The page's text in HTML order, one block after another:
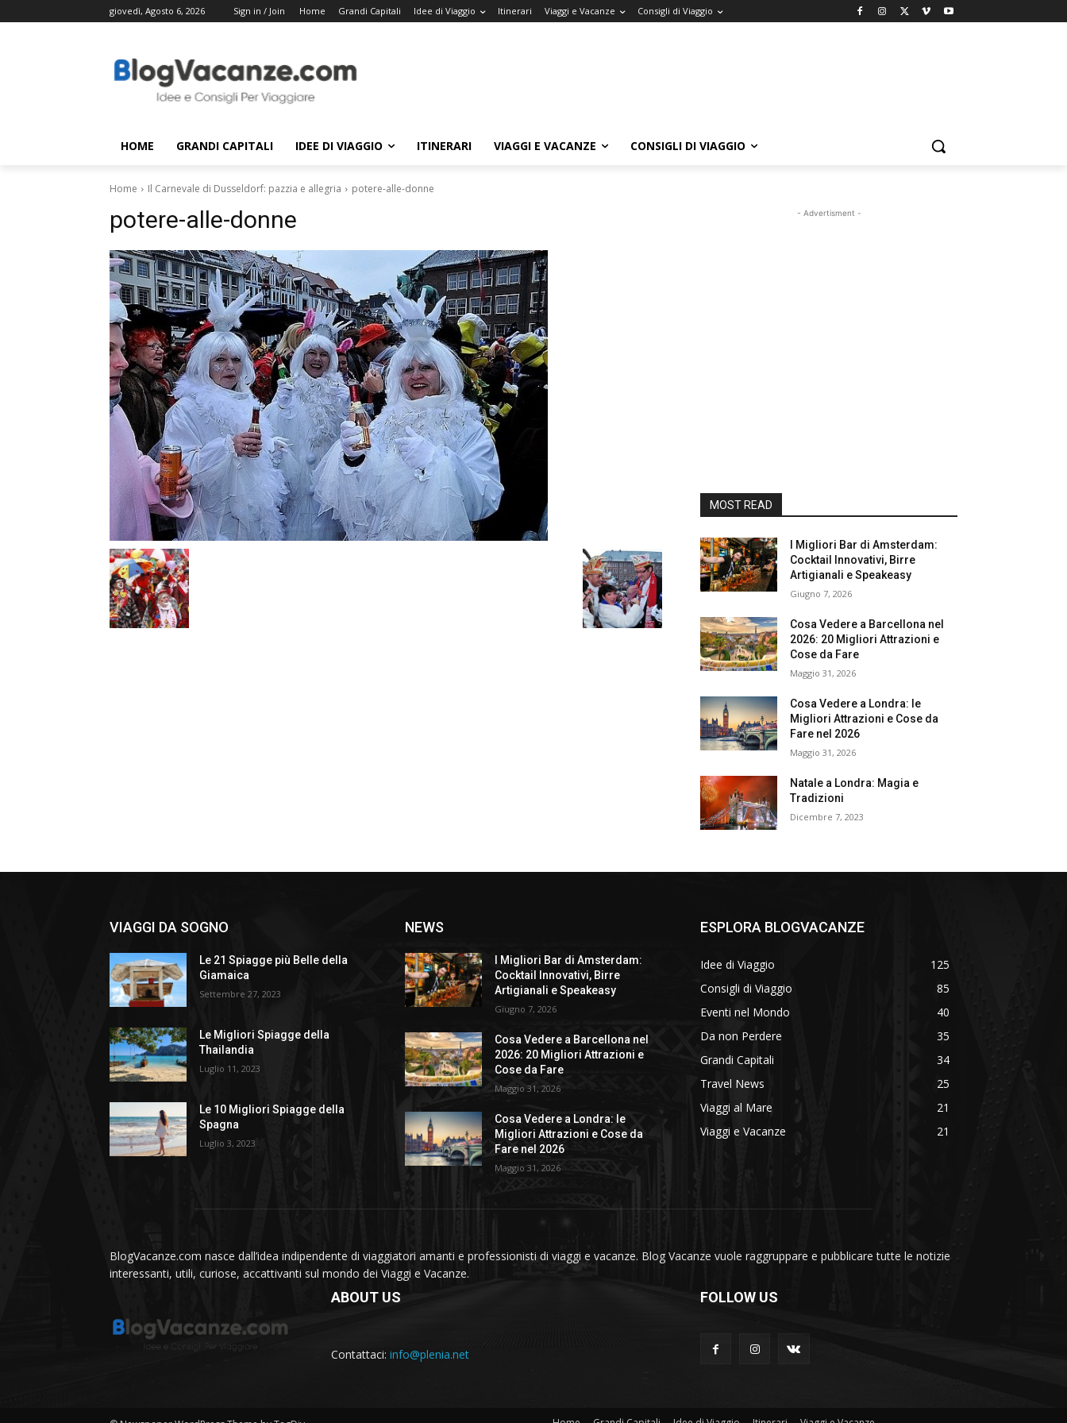
giovedì, Agosto 6, 2026 Sign in / Join Home Grandi Capitali Idee di Viaggio Itinerari Viaggi e Vacanze Consigli di Viaggio
HOME GRANDI CAPITALI IDEE DI VIAGGIO ITINERARI VIAGGI E VACANZE CONSIGLI DI VIAGGIO
Home Il Carnevale di Dusseldorf: pazzia e allegria potere-alle-donne
potere-alle-donne - Advertisment -
MOST READ
I Migliori Bar di Amsterdam:
Cocktail Innovativi, Birre
Artigianali e Speakeasy
Giugno 7, 2026
Cosa Vedere a Barcellona nel
2026: 20 Migliori Attrazioni e
Cose da Fare
Maggio 31, 2026
Cosa Vedere a Londra: le
Migliori Attrazioni e Cose da
Fare nel 2026
Maggio 31, 2026
Natale a Londra: Magia e
Tradizioni
Dicembre 7, 2023
VIAGGI DA SOGNO
Le 21 Spiagge più Belle della
Giamaica
Settembre 27, 2023
Le Migliori Spiagge della
Thailandia
Luglio 11, 2023
Le 10 Migliori Spiagge della
Spagna
Luglio 3, 2023
NEWS
I Migliori Bar di Amsterdam:
Cocktail Innovativi, Birre
Artigianali e Speakeasy
Giugno 7, 2026
Cosa Vedere a Barcellona nel
2026: 20 Migliori Attrazioni e
Cose da Fare
Maggio 31, 2026
Cosa Vedere a Londra: le
Migliori Attrazioni e Cose da
Fare nel 2026
Maggio 31, 2026
ESPLORA BLOGVACANZE
Idee di Viaggio
125
Consigli di Viaggio
85
Eventi nel Mondo
40
Da non Perdere
35
Grandi Capitali
34
Travel News
25
Viaggi al Mare
21
Viaggi e Vacanze
21
BlogVacanze.com nasce dall’idea indipendente di viaggiatori amanti e professionisti di viaggi e vacanze. Blog Vacanze vuole raggruppare e pubblicare tutte le notizie
interessanti, utili, curiose, accattivanti sul mondo dei Viaggi e Vacanze.
ABOUT US
Contattaci: info@plenia.net
FOLLOW US